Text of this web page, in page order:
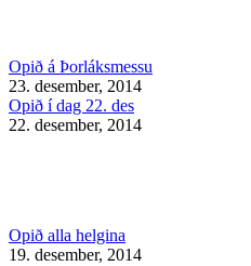
Opið á Þorláksmessu
23. desember, 2014
Opið í dag 22. des
22. desember, 2014
Opið alla helgina
19. desember, 2014